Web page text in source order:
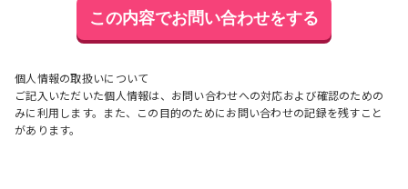
個人情報の取扱いについて
ご記入いただいた個人情報は、お問い合わせへの対応および確認のための
みに利用します。また、この目的のためにお問い合わせの記録を残すこと
があります。